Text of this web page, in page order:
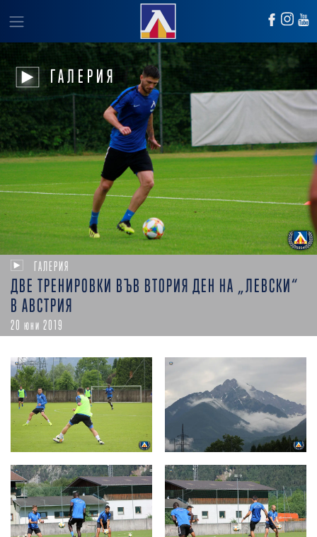
ГАЛЕРИЯ
ГАЛЕРИЯ
ДВЕ ТРЕНИРОВКИ ВЪВ ВТОРИЯ ДЕН НА „ЛЕВСКИ“
В АВСТРИЯ
20 юни 2019